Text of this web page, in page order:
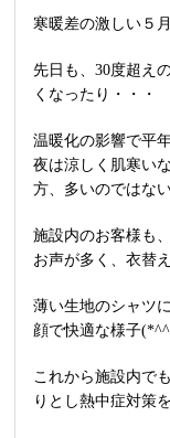
寒暖差の激しい５
先日も、30度超え
くなったり・・・
温暖化の影響で平
夜は涼しく肌寒い
方、多いのではな
施設内のお客様も
お声が多く、衣替
薄い生地のシャツ
顔で快適な様子
これから施設内で
りとし熱中症対策